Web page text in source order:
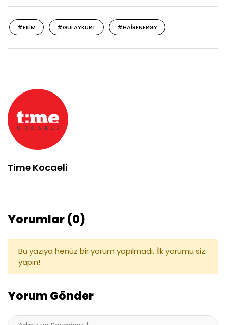
#EKIM #GULAYKURT #HAIRENERGY
Time Kocaeli
Yorumlar (0)
Bu yazıya henüz bir yorum yapılmadı. İlk yorumu siz
yapın!
Yorum Gönder